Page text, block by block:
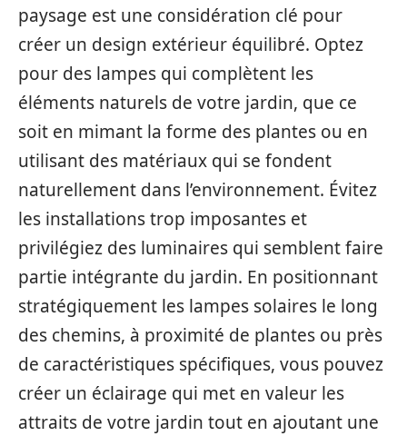
paysage est une considération clé pour
créer un design extérieur équilibré. Optez
pour des lampes qui complètent les
éléments naturels de votre jardin, que ce
soit en mimant la forme des plantes ou en
utilisant des matériaux qui se fondent
naturellement dans l’environnement. Évitez
les installations trop imposantes et
privilégiez des luminaires qui semblent faire
partie intégrante du jardin. En positionnant
stratégiquement les lampes solaires le long
des chemins, à proximité de plantes ou près
de caractéristiques spécifiques, vous pouvez
créer un éclairage qui met en valeur les
attraits de votre jardin tout en ajoutant une